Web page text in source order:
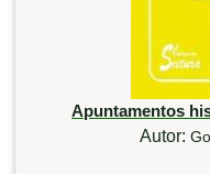
Apuntamentos
Autor: